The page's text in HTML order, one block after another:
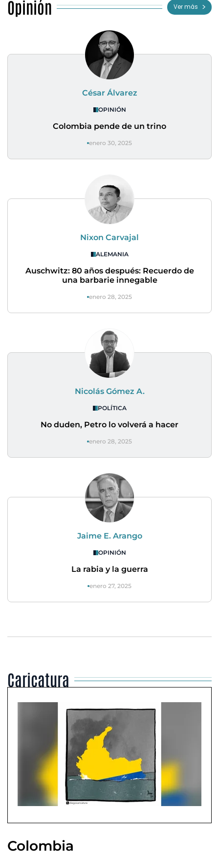
Opinión Ver más
César Álvarez
OPINIÓN
Colombia pende de un trino
enero 30, 2025
Nixon Carvajal
ALEMANIA
Auschwitz: 80 años después: Recuerdo de
una barbarie innegable
enero 28, 2025
Nicolás Gómez A.
POLÍTICA
No duden, Petro lo volverá a hacer
enero 28, 2025
Jaime E. Arango
OPINIÓN
La rabia y la guerra
enero 27, 2025
Caricatura
Colombia